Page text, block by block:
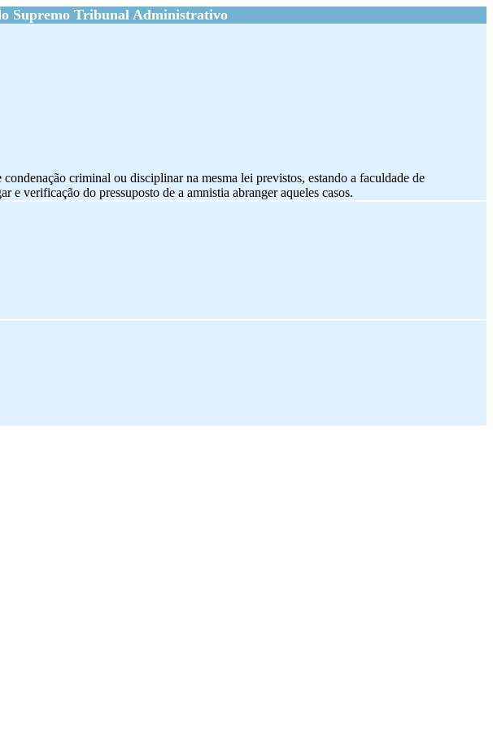
Supremo Tribunal Administrativo
criminal ou disciplinar na mesma lei previstos, estando a faculdade de
verificação do pressuposto de a amnistia abranger aqueles casos.